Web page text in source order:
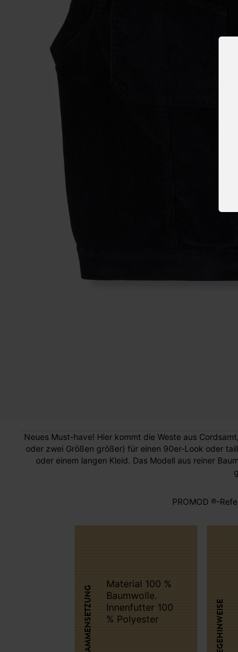
Neues Must-have! Hier kommt die Weste aus
oder zwei Größen größer) für einen 90er-Look oder
oder einem langen Kleid. Das Modell aus reiner
PROMOD ®-
ZUSAMMENSETZUNG
Material 100 %
Baumwolle.
Innenfutter 100
% Polyester
PFLEGEHINWEISE